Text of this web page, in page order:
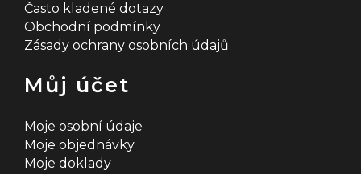
Často kladené dotazy
Obchodní podmínky
Zásady ochrany osobních údajů
Můj účet
Moje osobní údaje
Moje objednávky
Moje doklady